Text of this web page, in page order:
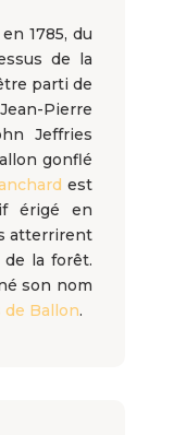
1785, du
de la
parti de
Pierre
Jeffries
gonflé
est
érigé en
atterrirent
la forêt.
son nom
de Ballon.